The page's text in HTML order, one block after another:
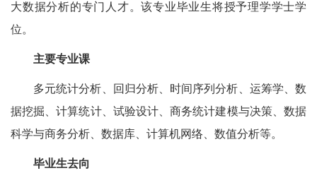
大数据分析的专门人才。该专业毕业生将授予理学学士学
位。
主要专业课
多元统计分析、回归分析、时间序列分析、运筹学、数
据挖掘、计算统计、试验设计、商务统计建模与决策、数据
科学与商务分析、数据库、计算机网络、数值分析等。
毕业生去向